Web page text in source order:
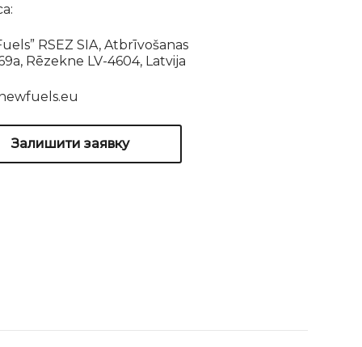
RSEZ SIA, Atbrīvošanas
Rēzekne LV-4604, Latvija
Залишити заявку